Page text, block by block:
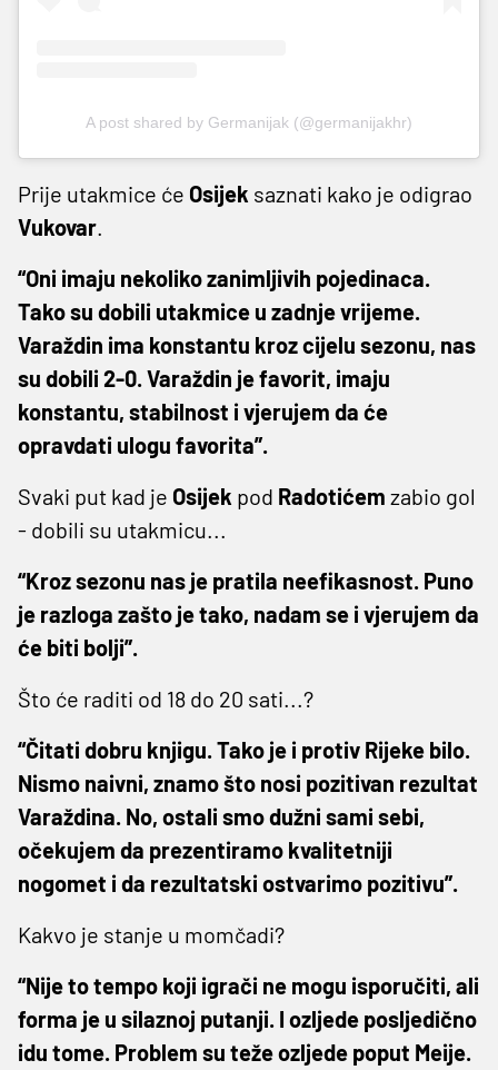
A post shared by Germanijak (@germanijakhr)
Prije utakmice će Osijek saznati kako je odigrao
Vukovar.
“Oni imaju nekoliko zanimljivih pojedinaca.
Tako su dobili utakmice u zadnje vrijeme.
Varaždin ima konstantu kroz cijelu sezonu, nas
su dobili 2-0. Varaždin je favorit, imaju
konstantu, stabilnost i vjerujem da će
opravdati ulogu favorita”.
Svaki put kad je Osijek pod Radotićem zabio gol
- dobili su utakmicu...
“Kroz sezonu nas je pratila neefikasnost. Puno
je razloga zašto je tako, nadam se i vjerujem da
će biti bolji”.
Što će raditi od 18 do 20 sati...?
“Čitati dobru knjigu. Tako je i protiv Rijeke bilo.
Nismo naivni, znamo što nosi pozitivan rezultat
Varaždina. No, ostali smo dužni sami sebi,
očekujem da prezentiramo kvalitetniji
nogomet i da rezultatski ostvarimo pozitivu”.
Kakvo je stanje u momčadi?
“Nije to tempo koji igrači ne mogu isporučiti, ali
forma je u silaznoj putanji. I ozljede posljedično
idu tome. Problem su teže ozljede poput Meije.